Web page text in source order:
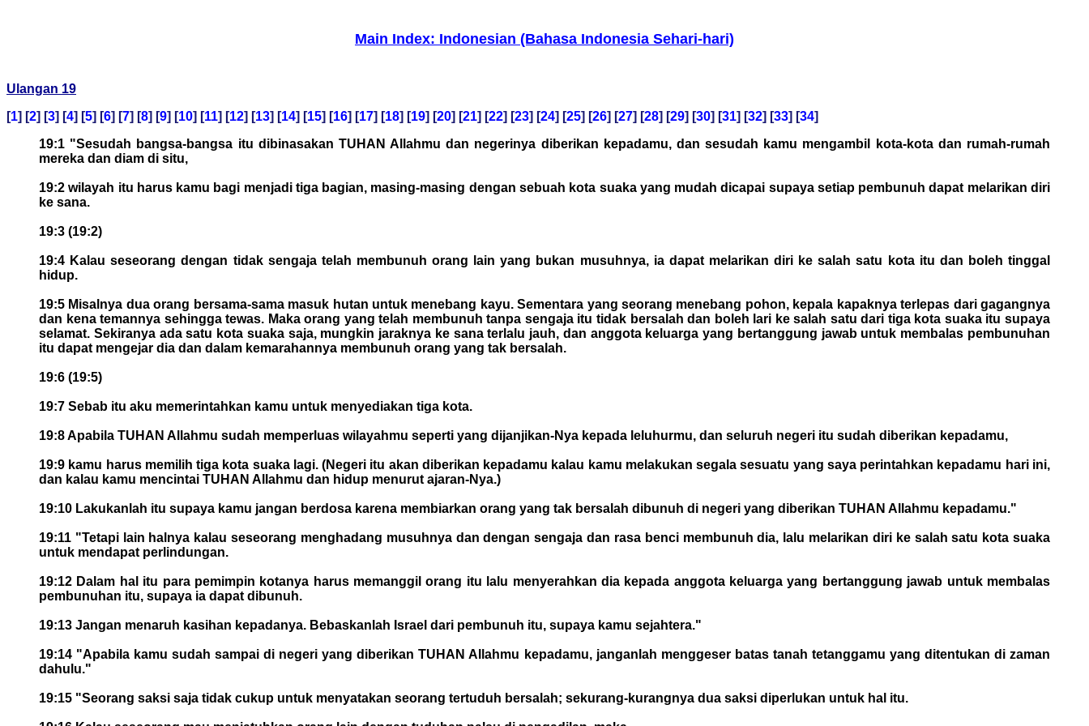
Main Index: Indonesian (Bahasa Indonesia Sehari-hari)
Ulangan 19
[1] [2] [3] [4] [5] [6] [7] [8] [9] [10] [11] [12] [13] [14] [15] [16] [17] [18] [19] [20] [21] [22] [23] [24] [25] [26] [27] [28] [29] [30] [31] [32] [33] [34]
19:1 "Sesudah bangsa-bangsa itu dibinasakan TUHAN Allahmu dan negerinya diberikan kepadamu, dan sesudah kamu mengambil kota-kota dan rumah-rumah
mereka dan diam di situ,
19:2 wilayah itu harus kamu bagi menjadi tiga bagian, masing-masing dengan sebuah kota suaka yang mudah dicapai supaya setiap pembunuh dapat melarikan diri
ke sana.
19:3 (19:2)
19:4 Kalau seseorang dengan tidak sengaja telah membunuh orang lain yang bukan musuhnya, ia dapat melarikan diri ke salah satu kota itu dan boleh tinggal
hidup.
19:5 Misalnya dua orang bersama-sama masuk hutan untuk menebang kayu. Sementara yang seorang menebang pohon, kepala kapaknya terlepas dari gagangnya
dan kena temannya sehingga tewas. Maka orang yang telah membunuh tanpa sengaja itu tidak bersalah dan boleh lari ke salah satu dari tiga kota suaka itu supaya
selamat. Sekiranya ada satu kota suaka saja, mungkin jaraknya ke sana terlalu jauh, dan anggota keluarga yang bertanggung jawab untuk membalas pembunuhan
itu dapat mengejar dia dan dalam kemarahannya membunuh orang yang tak bersalah.
19:6 (19:5)
19:7 Sebab itu aku memerintahkan kamu untuk menyediakan tiga kota.
19:8 Apabila TUHAN Allahmu sudah memperluas wilayahmu seperti yang dijanjikan-Nya kepada leluhurmu, dan seluruh negeri itu sudah diberikan kepadamu,
19:9 kamu harus memilih tiga kota suaka lagi. (Negeri itu akan diberikan kepadamu kalau kamu melakukan segala sesuatu yang saya perintahkan kepadamu hari ini,
dan kalau kamu mencintai TUHAN Allahmu dan hidup menurut ajaran-Nya.)
19:10 Lakukanlah itu supaya kamu jangan berdosa karena membiarkan orang yang tak bersalah dibunuh di negeri yang diberikan TUHAN Allahmu kepadamu."
19:11 "Tetapi lain halnya kalau seseorang menghadang musuhnya dan dengan sengaja dan rasa benci membunuh dia, lalu melarikan diri ke salah satu kota suaka
untuk mendapat perlindungan.
19:12 Dalam hal itu para pemimpin kotanya harus memanggil orang itu lalu menyerahkan dia kepada anggota keluarga yang bertanggung jawab untuk membalas
pembunuhan itu, supaya ia dapat dibunuh.
19:13 Jangan menaruh kasihan kepadanya. Bebaskanlah Israel dari pembunuh itu, supaya kamu sejahtera."
19:14 "Apabila kamu sudah sampai di negeri yang diberikan TUHAN Allahmu kepadamu, janganlah menggeser batas tanah tetanggamu yang ditentukan di zaman
dahulu."
19:15 "Seorang saksi saja tidak cukup untuk menyatakan seorang tertuduh bersalah; sekurang-kurangnya dua saksi diperlukan untuk hal itu.